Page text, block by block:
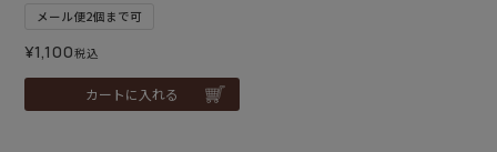
メール便2個まで可
¥1,100税込
カートに入れる